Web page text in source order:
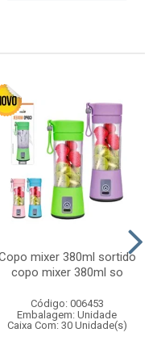
mixer 380ml sortido
copo mixer 380ml so
Código: 006453
Embalagem: Unidade
Caixa Com: 30 Unidade(s)